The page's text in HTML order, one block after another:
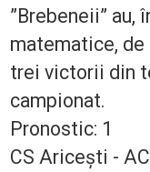
”Brebeneii” au,
matematice, de
trei victorii din
campionat.
Pronostic: 1
CS Aricești -